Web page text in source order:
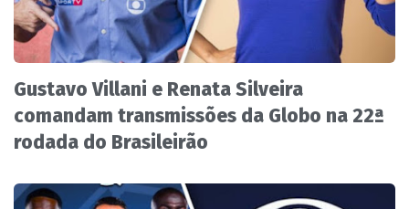
Gustavo Villani e Renata Silveira
comandam transmissões da Globo na 22ª
rodada do Brasileirão